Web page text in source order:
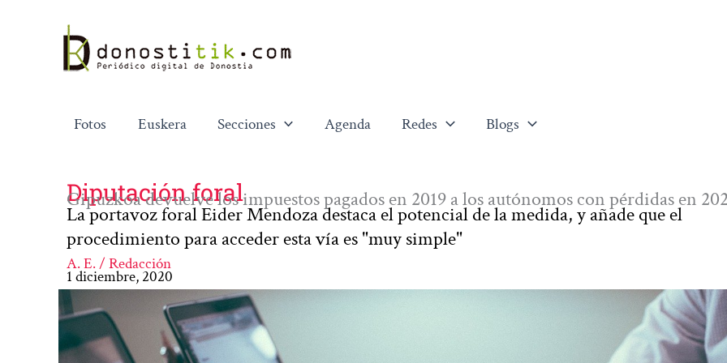
contenido
Fotos Euskera Secciones Agenda Redes Blogs
Diputación foral
Gipuzkoa devuelve los impuestos pagados en 2019 a los autónomos con pérdidas en
La portavoz foral Eider Mendoza destaca el potencial de la medida, y añade que el
procedimiento para acceder esta vía es "muy simple"
A. E. / Redacción
1 diciembre, 2020